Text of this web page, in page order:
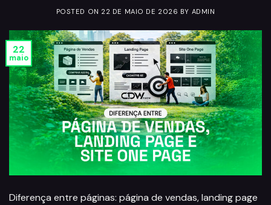
POSTED ON 22 DE MAIO DE 2026 BY ADMIN
22
maio
Diferença entre páginas: página de vendas, landing page